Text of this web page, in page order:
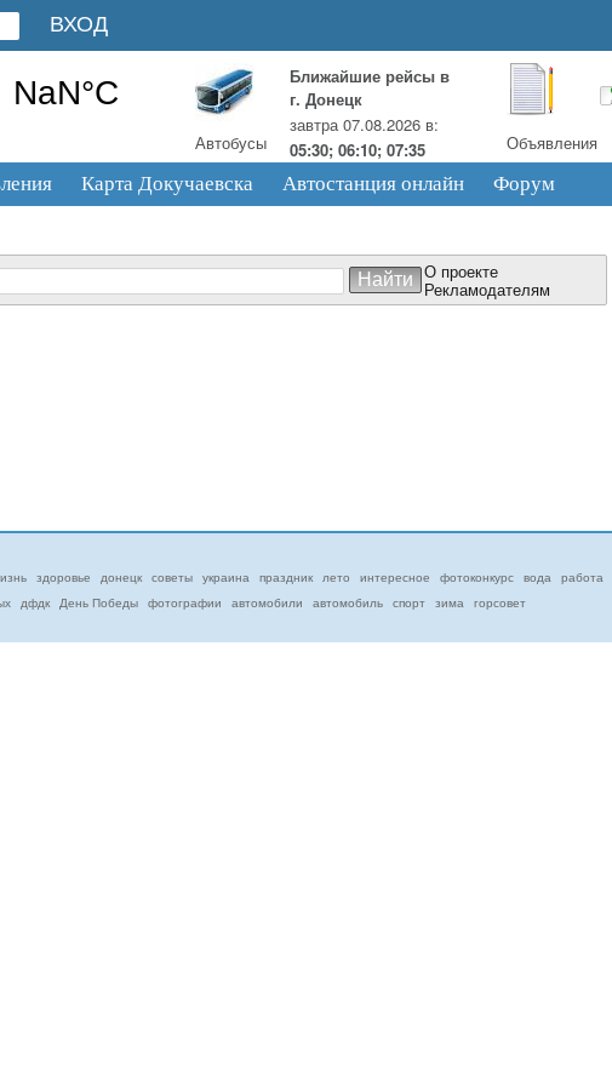
Автобусы
Ближайшие рейсы в
г. Донецк
завтра 07.08.2026 в:
05:30; 06:10; 07:35
Объявления
Карта Докучаевска Автостанция онлайн Форум
О проекте
Рекламодателям
здоровье донецк советы украина праздник лето интересное фотоконкурс вода работа
дфдк День Победы фотографии автомобили автомобиль спорт зима горсовет